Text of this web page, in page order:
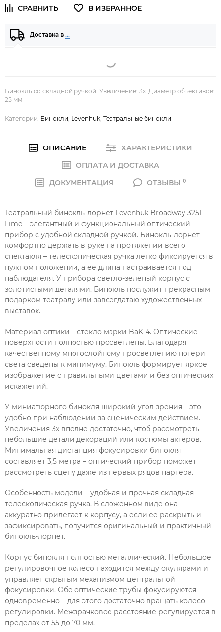
Доставка в …
Бинокль со складной ручкой. Увеличение: 3х. Диаметр объективов:
25 мм
Категории: Бинокли Levenhuk Театральные бинокли
ОПИСАНИЕ
ХАРАКТЕРИСТИКИ
ОПЛАТА И ДОСТАВКА
ДОКУМЕНТАЦИЯ
ОТЗЫВЫ0
Театральный бинокль-лорнет Levenhuk Broadway 325L
Lime – элегантный и функциональный оптический
прибор с удобной складной ручкой. Бинокль-лорнет
комфортно держать в руке на протяжении всего
спектакля – телескопическая ручка легко фиксируется в
нужном положении, а ее длина настраивается под
наблюдателя. У прибора светло-зеленый корпус с
золотистыми деталями. Бинокль послужит прекрасным
подарком театралу или завсегдатаю художественных
выставок.
Материал оптики – стекло марки BaK-4. Оптические
поверхности полностью просветлены. Благодаря
качественному многослойному просветлению потери
света сведены к минимуму. Бинокль формирует яркое
изображение с правильными цветами и без оптических
искажений.
У миниатюрного бинокля широкий угол зрения – это
удобно при наблюдении за сценическим действием.
Увеличения 3x вполне достаточно, чтоб рассмотреть
небольшие детали декораций или костюмы актеров.
Минимальная дистанция фокусировки бинокля
составляет 3,5 метра – оптический прибор поможет
рассмотреть сцену даже из первых рядов партера.
Особенность модели – удобная и прочная складная
телескопическая ручка. В сложенном виде она
аккуратно прилегает к корпусу, а если ее раскрыть и
зафиксировать, получится оригинальный и практичный
бинокль-лорнет.
Корпус бинокля полностью металлический. Небольшое
регулировочное колесо находится между окулярами и
управляет скрытым механизмом центральной
фокусировки. Обе оптические трубы фокусируются
одновременно – для этого достаточно вращать колесо
регулировки. Межзрачковое расстояние регулируется в
пределах от 55 до 70 мм.